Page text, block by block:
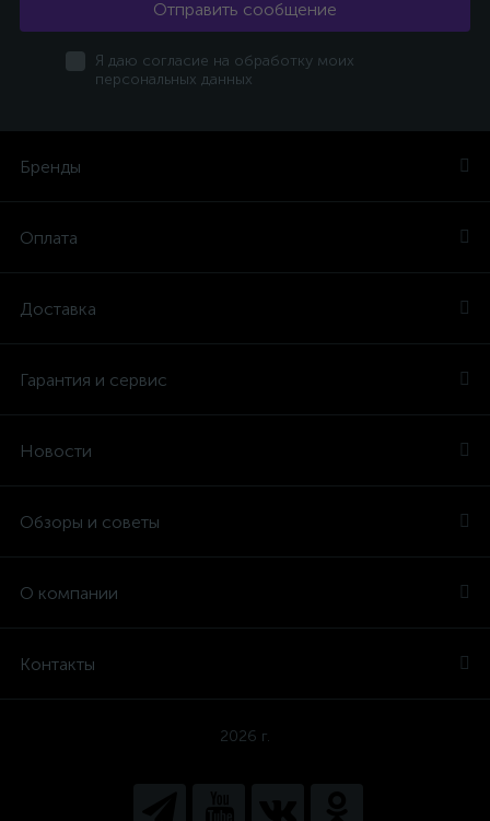
Отправить сообщение
Я даю согласие на обработку моих
персональных данных
Бренды
Оплата
Доставка
Гарантия и сервис
Новости
Обзоры и советы
О компании
Контакты
2026 г.